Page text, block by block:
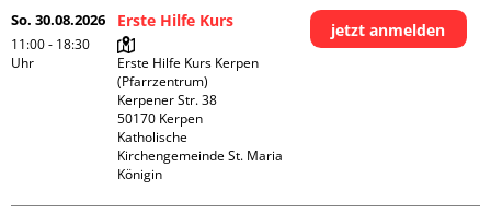
So. 30.08.2026
11:00 - 18:30
Uhr
Erste Hilfe Kurs
Erste Hilfe Kurs Kerpen
(Pfarrzentrum)
Kerpener Str. 38
50170 Kerpen
Katholische
Kirchengemeinde St. Maria
Königin
jetzt anmelden